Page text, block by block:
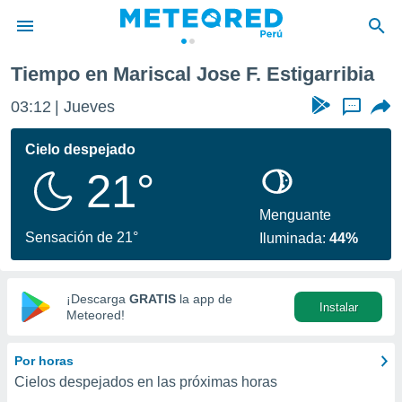
de
ha sido
calidad.
a este
las
y
digital
basada
Tiempo en Mariscal Jose F. Estigarribia
03:12 Jueves ...
Cielo despejado
21°
Sensación de 21°
Menguante
Iluminada:44%
¡Descarga GRATIS la app de
Meteored!
Instalar
Por horas
Cielos despejados en las próximas horas